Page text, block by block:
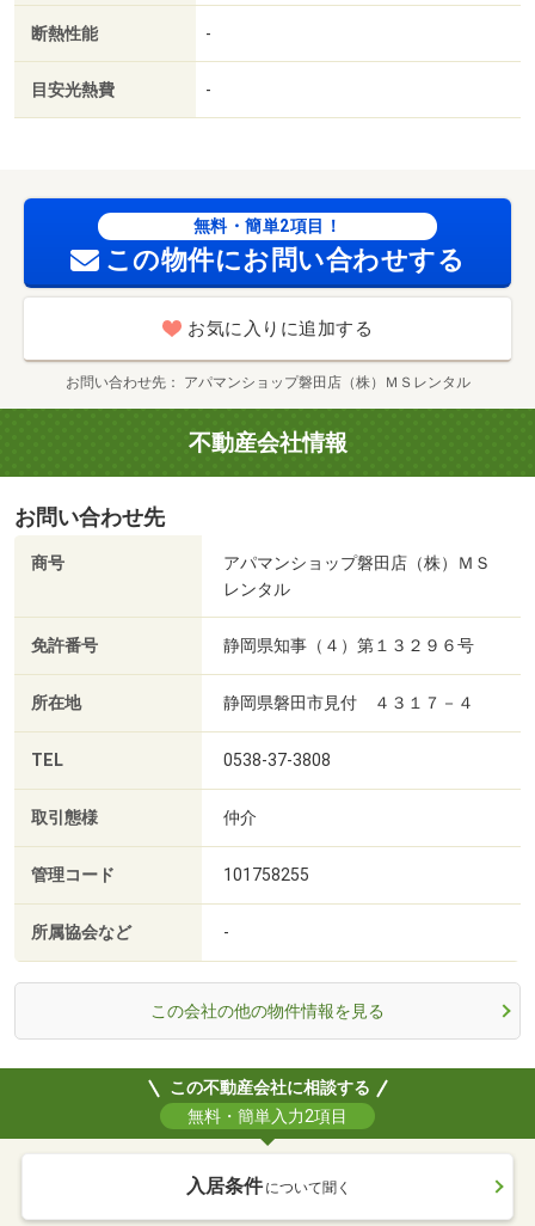
社利用可／ＩＴ重説 対応物件／ファミリーマート新居中
之郷店（コンビニ）まで１３８ｍ／湖西市立新居中学校
（中学校）まで９８３ｍ／セブンイレブン新居町中之郷東
ー）まで１１９７ｍ／ファミリーマート湖西中之郷店（コ
ンビニ）まで１０３０ｍ/賃貸戸数:30戸
断熱性能 -
目安光熱費 -
無料・簡単2項目！
この物件にお問い合わせする
お気に入りに追加する
お問い合わせ先 アパマンショップ磐田店（株）ＭＳレンタル
不動産会社情報
お問い合わせ先
商号
アパマンショップ磐田店（株）ＭＳ
レンタル
免許番号 静岡県知事（４）第１３２９６号
所在地 静岡県磐田市見付 ４３１７－４
TEL 0538-37-3808
取引態様 仲介
管理コード 101758255
所属協会など -
この会社の他の物件情報を見る
この不動産会社に相談する
無料・簡単入力2項目
入居条件 について聞く